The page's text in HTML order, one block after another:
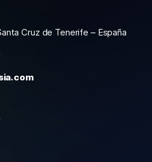
Cruz de Tenerife – España